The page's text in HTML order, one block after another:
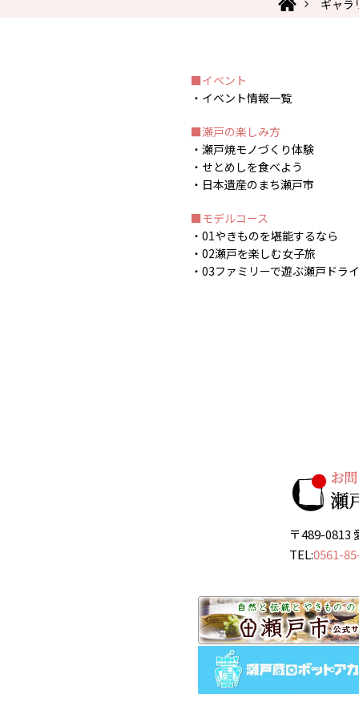
ギャラ
イベント
イベント情報一覧
瀬戸の楽しみ方
瀬戸焼モノづくり体験
せとめしを食べよう
日本遺産のまち瀬戸市
モデルコース
01やきものを堪能するなら
02瀬戸を楽しむ女子旅
03ファミリーで遊ぶ瀬戸ドラ
〒489-0813
TEL:0561-